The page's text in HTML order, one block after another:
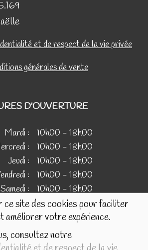
ce site des cookies pour faciliter
améliorer votre expérience.
consultez notre
et de respect de la vie privée
générales de vente
D'OUVERTURE
Mardi :
10h00 - 18h00
:
10h00 - 18h00
Jeudi :
10h00 - 18h00
:
10h00 - 18h00
Samedi :
10h00 - 18h00
IMAGES